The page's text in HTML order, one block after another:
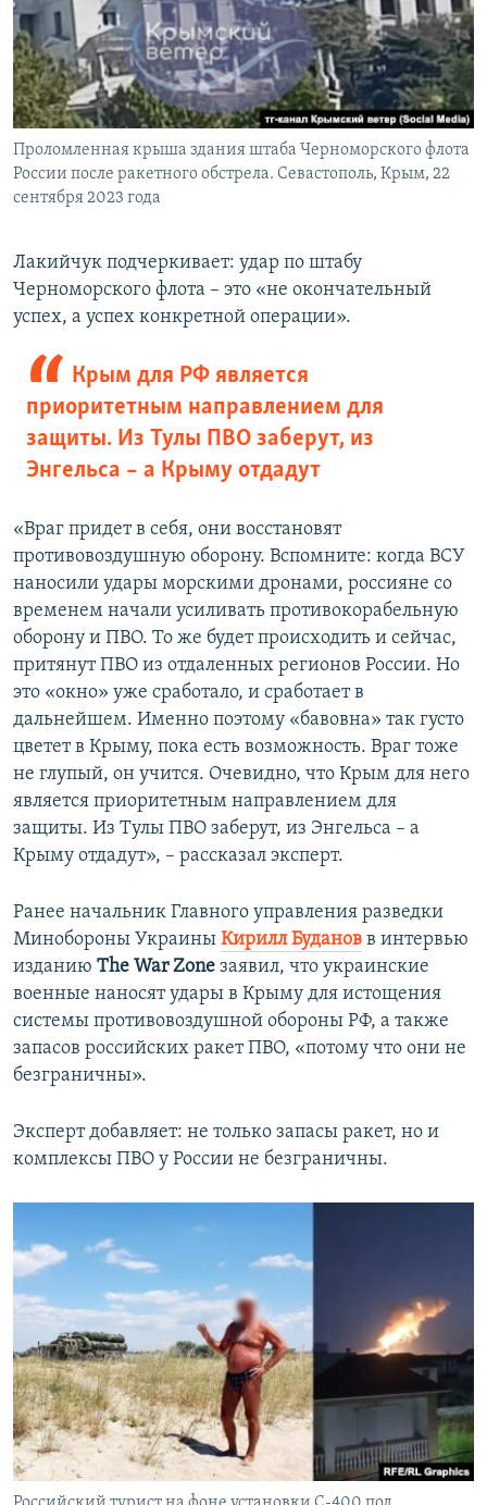
Проломленная крыша здания штаба Черноморского флота
России после ракетного обстрела. Севастополь, Крым, 22
сентября 2023 года
Лакийчук подчеркивает: удар по штабу
Черноморского флота – это «не окончательный
успех, а успех конкретной операции».
Крым для РФ является
приоритетным направлением для
защиты. Из Тулы ПВО заберут, из
Энгельса – а Крыму отдадут
«Враг придет в себя, они восстановят
противовоздушную оборону. Вспомните: когда ВСУ
наносили удары морскими дронами, россияне со
временем начали усиливать противокорабельную
оборону и ПВО. То же будет происходить и сейчас,
притянут ПВО из отдаленных регионов России. Но
это «окно» уже сработало, и сработает в
дальнейшем. Именно поэтому «бавовна» так густо
цветет в Крыму, пока есть возможность. Враг тоже
не глупый, он учится. Очевидно, что Крым для него
является приоритетным направлением для
защиты. Из Тулы ПВО заберут, из Энгельса – а
Крыму отдадут», – рассказал эксперт.
Ранее начальник Главного управления разведки
Минобороны Украины Кирилл Буданов в интервью
изданию The War Zone заявил, что украинские
военные наносят удары в Крыму для истощения
системы противовоздушной обороны РФ, а также
запасов российских ракет ПВО, «потому что они не
безграничны».
Эксперт добавляет: не только запасы ракет, но и
комплексы ПВО у России не безграничны.